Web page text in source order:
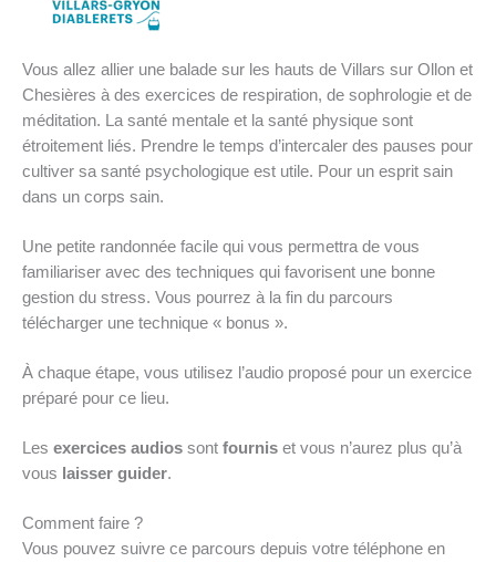
Vous allez allier une balade sur les hauts de Villars sur Ollon et
Chesières à des exercices de respiration, de sophrologie et de
méditation. La santé mentale et la santé physique sont
étroitement liés. Prendre le temps d’intercaler des pauses pour
cultiver sa santé psychologique est utile. Pour un esprit sain
dans un corps sain.
Une petite randonnée facile qui vous permettra de vous
familiariser avec des techniques qui favorisent une bonne
gestion du stress. Vous pourrez à la fin du parcours
télécharger une technique « bonus ».
À chaque étape, vous utilisez l’audio proposé pour un exercice
préparé pour ce lieu.
Les exercices audios sont fournis et vous n’aurez plus qu’à
vous laisser guider.
Comment faire ?
Vous pouvez suivre ce parcours depuis votre téléphone en